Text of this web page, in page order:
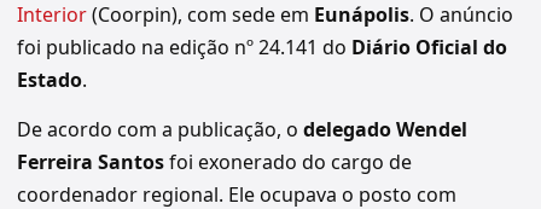
Interior(Coorpin), com sede em Eunápolis. O anúncio
foi publicado na edição nº 24.141 do Diário Oficial do
Estado.
De acordo com a publicação, o delegado Wendel
Ferreira Santosfoi exonerado do cargo de
coordenador regional. Ele ocupava o posto com